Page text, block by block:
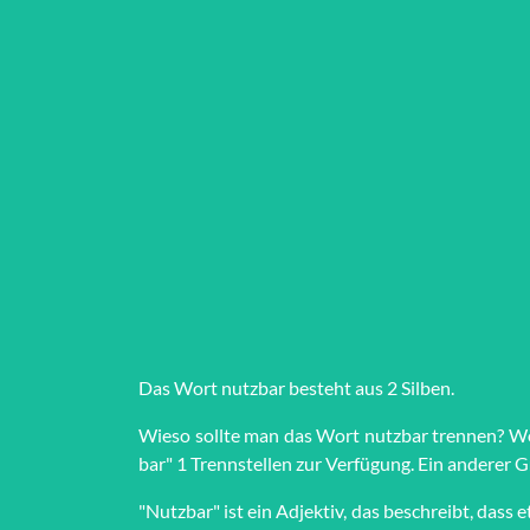
Das Wort nutz­bar besteht aus 2 Silben.
Wieso sollte man das Wort nutz­bar trennen?
bar" 1 Trenn­stel­len zur Ver­fü­gung. Ein anderer
"Nutzbar" ist ein Adjektiv, das beschreibt, dass